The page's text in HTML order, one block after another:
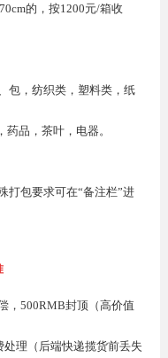
的，按1200元/箱收
包，纺织类，塑料类，纸
品，茶叶，电器。
打包要求可在“备注栏”进
，500RMB封顶（高价值
理（后端快递揽货前丢失